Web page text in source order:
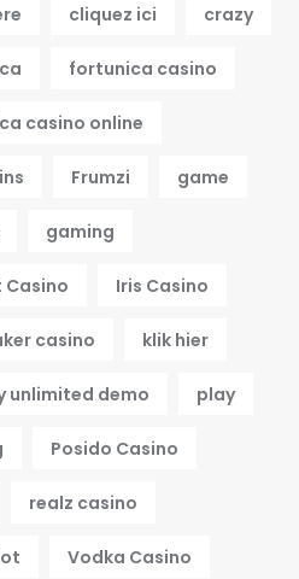
cliquez ici crazy
fortunica casino
casino online
Frumzi game
gaming
Iris Casino
casino klik hier
unlimited demo play
Posido Casino
realz casino
Vodka Casino